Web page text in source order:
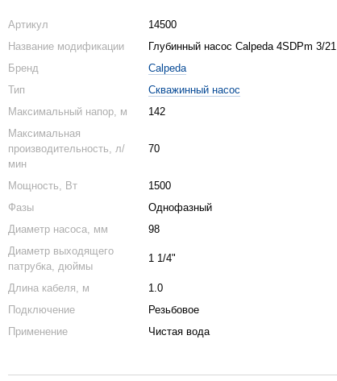
Артикул
14500
Название модификации
Глубинный насос Calpeda 4SDPm 3/21
Бренд
Calpeda
Тип
Скважинный насос
Максимальный напор, м
142
Максимальная
производительность, л/
мин
70
Мощность, Вт
1500
Фазы
Однофазный
Диаметр насоса, мм
98
Диаметр выходящего
патрубка, дюймы
1 1/4"
Длина кабеля, м
1.0
Подключение
Резьбовое
Применение
Чистая вода